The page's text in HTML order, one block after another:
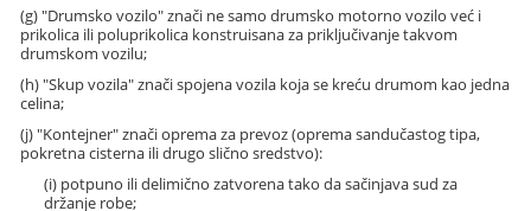
(g) "Drumsko vozilo" znači ne samo drumsko motorno vozilo već i
prikolica ili poluprikolica konstruisana za priključivanje takvom
drumskom vozilu;
(h) "Skup vozila" znači spojena vozila koja se kreću drumom kao jedna
celina;
(j) "Kontejner" znači oprema za prevoz (oprema sandučastog tipa,
pokretna cisterna ili drugo slično sredstvo):
(i) potpuno ili delimično zatvorena tako da sačinjava sud za
držanje robe;